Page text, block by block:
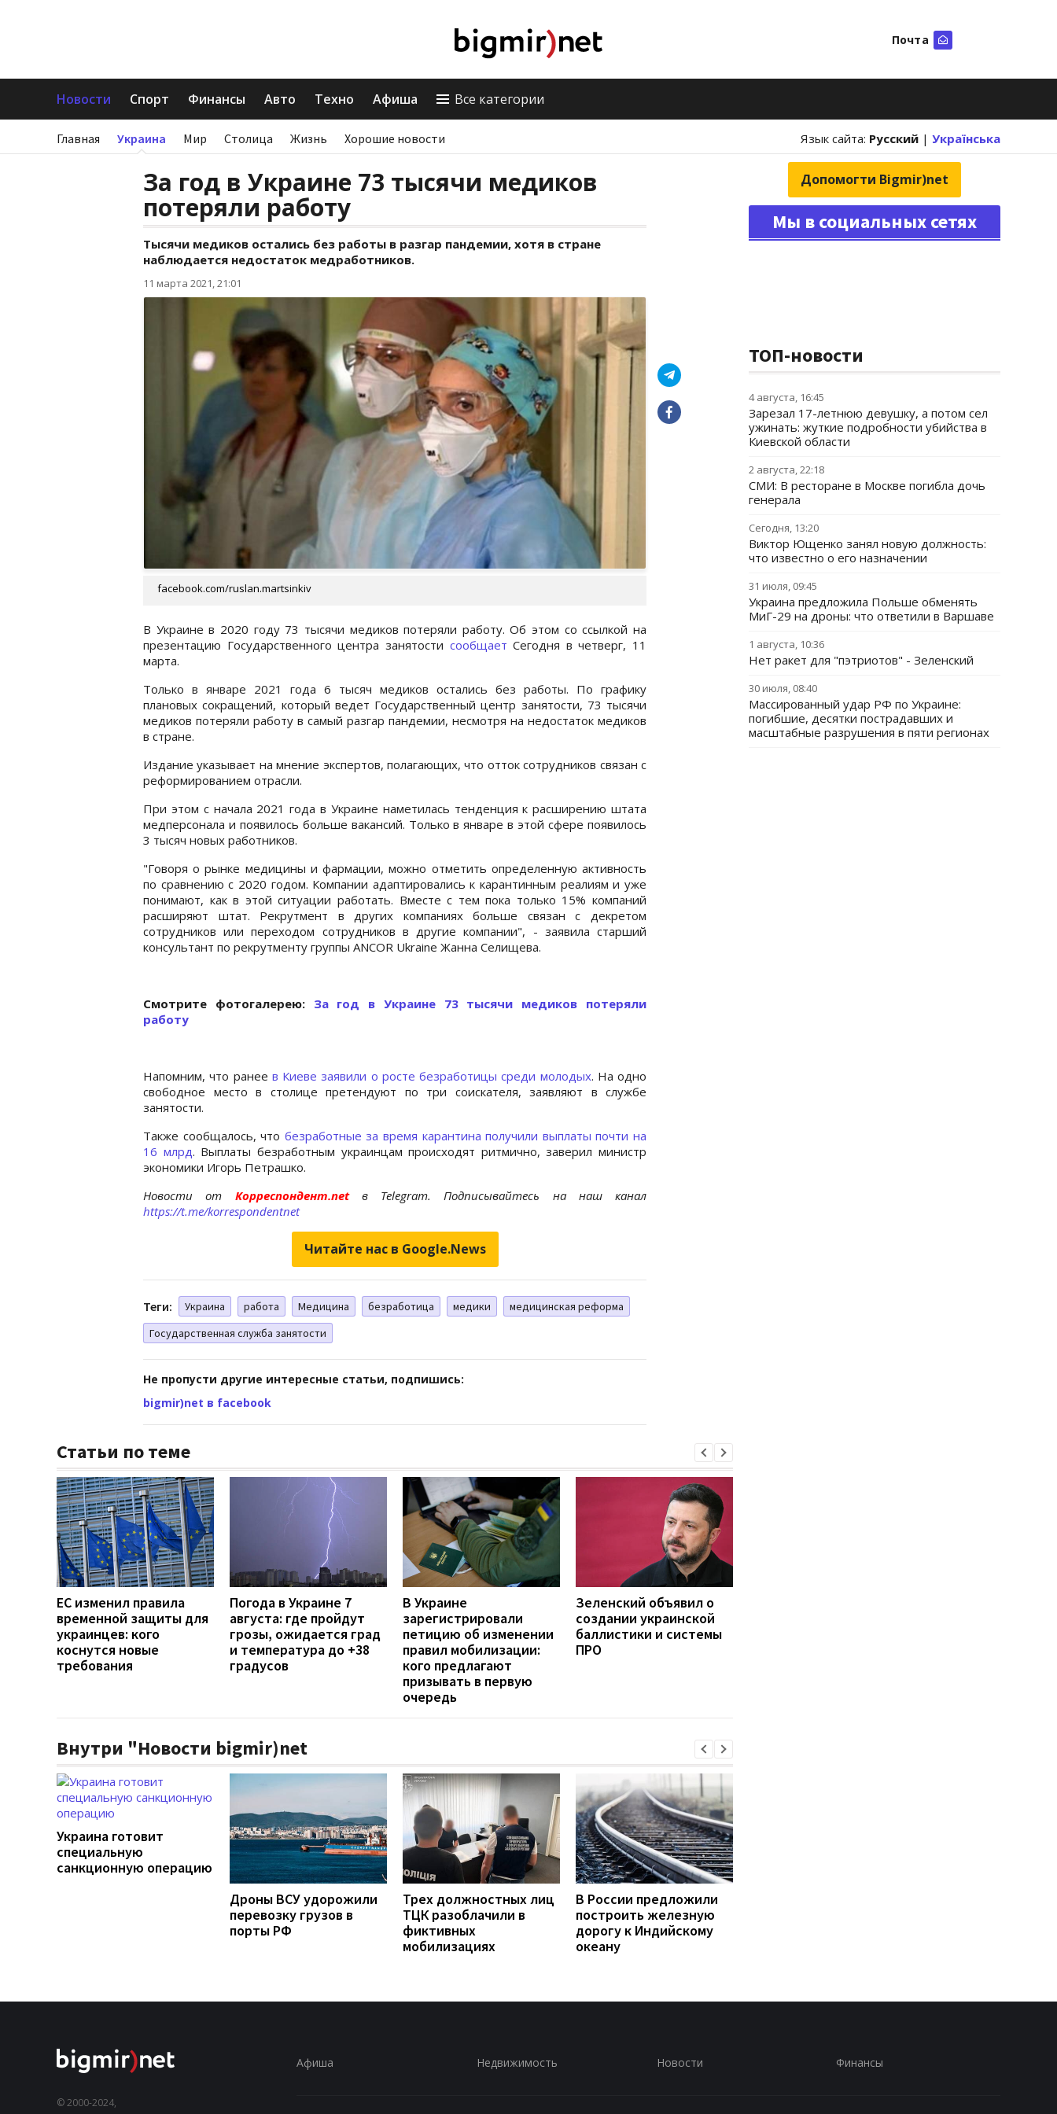
Почта
Новости Спорт Финансы Авто Техно Афиша Все категории
Главная Украина Мир Столица Жизнь Хорошие новости Язык сайта: Русский | Українська
За год в Украине 73 тысячи медиков
потеряли работу
Тысячи медиков остались без работы в разгар пандемии, хотя в стране
наблюдается недостаток медработников.
11 марта 2021, 21:01
facebook.com/ruslan.martsinkiv
В Украине в 2020 году 73 тысячи медиков потеряли работу. Об этом со ссылкой на
презентацию Государственного центра занятости сообщает Сегодня в четверг, 11
марта.
Только в январе 2021 года 6 тысяч медиков остались без работы. По графику
плановых сокращений, который ведет Государственный центр занятости, 73 тысячи
медиков потеряли работу в самый разгар пандемии, несмотря на недостаток медиков
в стране.
Издание указывает на мнение экспертов, полагающих, что отток сотрудников связан с
реформированием отрасли.
При этом с начала 2021 года в Украине наметилась тенденция к расширению штата
медперсонала и появилось больше вакансий. Только в январе в этой сфере появилось
3 тысяч новых работников.
"Говоря о рынке медицины и фармации, можно отметить определенную активность
по сравнению с 2020 годом. Компании адаптировались к карантинным реалиям и уже
понимают, как в этой ситуации работать. Вместе с тем пока только 15% компаний
расширяют штат. Рекрутмент в других компаниях больше связан с декретом
сотрудников или переходом сотрудников в другие компании", - заявила старший
консультант по рекрутменту группы ANCOR Ukraine Жанна Селищева.
Cмотрите фотогалерею: За год в Украине 73 тысячи медиков потеряли
работу
Напомним, что ранее в Киеве заявили о росте безработицы среди молодых. На одно
свободное место в столице претендуют по три соискателя, заявляют в службе
занятости.
Также сообщалось, что безработные за время карантина получили выплаты почти на
16 млрд. Выплаты безработным украинцам происходят ритмично, заверил министр
экономики Игорь Петрашко.
Новости от Корреспондент.net в Telegram. Подписывайтесь на наш канал
https://t.me/korrespondentnet
Читайте нас в Google.News
Теги: Украина работа Медицина безработица медики
медицинская реформа
Государственная служба занятости
Не пропусти другие интересные статьи, подпишись:
bigmir)net в facebook
Статьи по теме
ЕС изменил правила
временной защиты для
украинцев: кого
коснутся новые
требования
Погода в Украине 7
августа: где пройдут
грозы, ожидается град
и температура до +38
градусов
В Украине
зарегистрировали
петицию об изменении
правил мобилизации:
кого предлагают
призывать в первую
очередь
Зеленский объявил о
создании украинской
баллистики и системы
ПРО
Внутри "Новости bigmir)net
Украина готовит
специальную
санкционную операцию
Дроны ВСУ удорожили
перевозку грузов в
порты РФ
Трех должностных лиц
ТЦК разоблачили в
фиктивных
мобилизациях
В России предложили
построить железную
дорогу к Индийскому
океану
Допомогти Bigmir)net
Мы в социальных сетях
ТОП-новости
4 августа, 16:45
Зарезал 17-летнюю девушку, а потом сел
ужинать: жуткие подробности убийства в
Киевской области
2 августа, 22:18
СМИ: В ресторане в Москве погибла дочь
генерала
Сегодня, 13:20
Виктор Ющенко занял новую должность:
что известно о его назначении
31 июля, 09:45
Украина предложила Польше обменять
МиГ-29 на дроны: что ответили в Варшаве
1 августа, 10:36
Нет ракет для "пэтриотов" - Зеленский
30 июля, 08:40
Массированный удар РФ по Украине:
погибшие, десятки пострадавших и
масштабные разрушения в пяти регионах
© 2000-2024,
Афиша Недвижимость Новости Финансы